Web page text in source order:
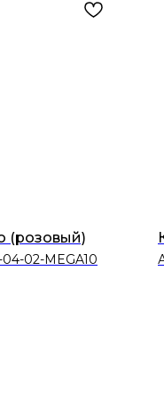
(розовый)
02-MEGA10